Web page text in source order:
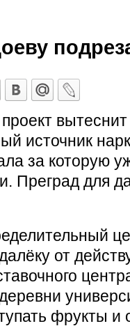
источник
за которую
Преград для
от
фрукты и